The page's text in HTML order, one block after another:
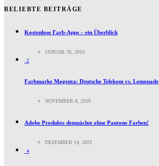
BELIEBTE BEITRÄGE
Kostenlose Farb-Apps – ein Überblick
JANUAR 26, 2016
2
Farbmarke Magenta: Deutsche Telekom vs. Lemonade
NOVEMBER 8, 2019
Adobe Produkte demnächst ohne Pantone Farben!
DEZEMBER 14, 2021
4